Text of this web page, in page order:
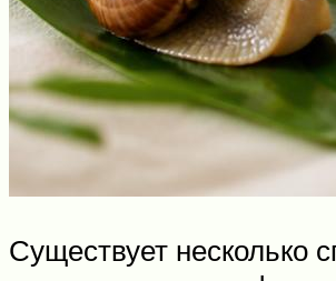
Существует несколько